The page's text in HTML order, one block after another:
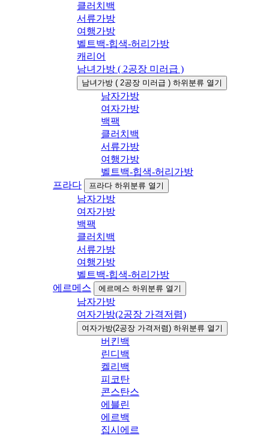
클러치백
서류가방
여행가방
벨트백-힙색-허리가방
캐리어
남녀가방 ( 2공장 미러급 )
남녀가방 ( 2공장 미러급 ) 하위분류 열기
남자가방
여자가방
백팩
클러치백
서류가방
여행가방
벨트백-힙색-허리가방
프라다
프라다 하위분류 열기
남자가방
여자가방
백팩
클러치백
서류가방
여행가방
벨트백-힙색-허리가방
에르메스
에르메스 하위분류 열기
남자가방
여자가방(2공장 가격저렴)
여자가방(2공장 가격저렴) 하위분류 열기
버킨백
린디백
켈리백
피코탄
콘스탄스
에블린
에르백
집시에르